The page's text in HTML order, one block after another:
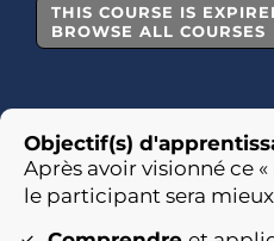
THIS COURSE IS
BROWSE ALL COURSES
Objectif(s)
Après avoir visionné ce
le participant sera